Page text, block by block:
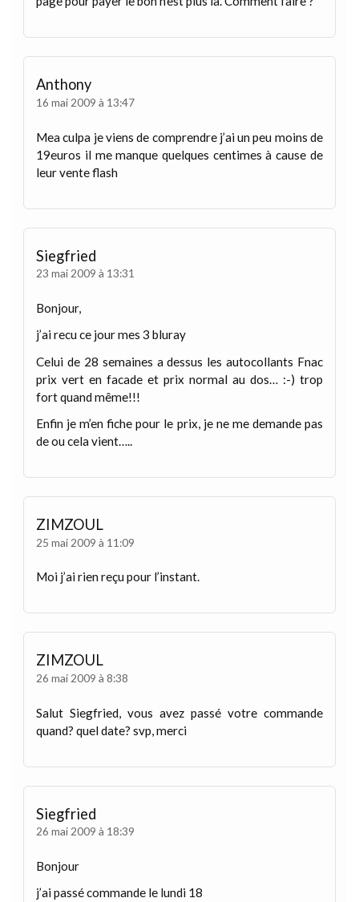
Anthony
16 mai 2009 à 13:47
Mea culpa je viens de comprendre j’ai un peu moins de
19euros il me manque quelques centimes à cause de
leur vente flash
Siegfried
23 mai 2009 à 13:31
Bonjour,
j’ai recu ce jour mes 3 bluray
Celui de 28 semaines a dessus les autocollants Fnac
prix vert en facade et prix normal au dos… :-) trop
fort quand même!!!
Enfin je m’en fiche pour le prix, je ne me demande pas
de ou cela vient…..
ZIMZOUL
25 mai 2009 à 11:09
Moi j’ai rien reçu pour l’instant.
ZIMZOUL
26 mai 2009 à 8:38
Salut Siegfried, vous avez passé votre commande
quand? quel date? svp, merci
Siegfried
26 mai 2009 à 18:39
Bonjour
j’ai passé commande le lundi 18